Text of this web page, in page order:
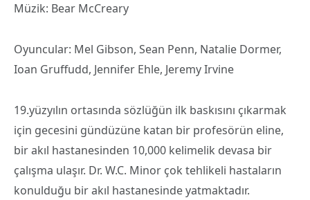
Müzik: Bear McCreary
Oyuncular: Mel Gibson, Sean Penn, Natalie Dormer,
Ioan Gruffudd, Jennifer Ehle, Jeremy Irvine
19.yüzyılın ortasında sözlüğün ilk baskısını çıkarmak
için gecesini gündüzüne katan bir profesörün eline,
bir akıl hastanesinden 10,000 kelimelik devasa bir
çalışma ulaşır. Dr. W.C. Minor çok tehlikeli hastaların
konulduğu bir akıl hastanesinde yatmaktadır.